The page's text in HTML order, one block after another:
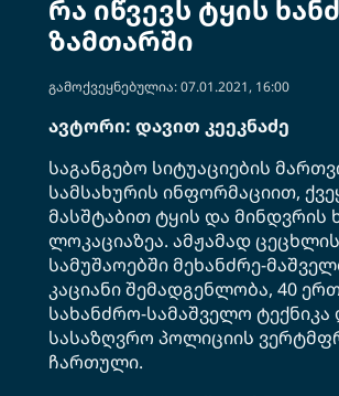
რა იწვევს ტყის
ზამთარში
გამოქვეყნებულია: 07.01.2021, 16:00
ავტორი: დავით კეეკნაძე
საგანგებო სიტუაციების
სამსახურის ინფორმაციით,
მასშტაბით ტყის და მინდვრის
ლოკაციაზეა. ამჟამად
სამუშაოებში მეხანძრე-
კაციანი შემადგენლობა, 40
სახანძრო-სამაშველო ტექნიკა
სასაზღვრო პოლიციის
ჩართული.